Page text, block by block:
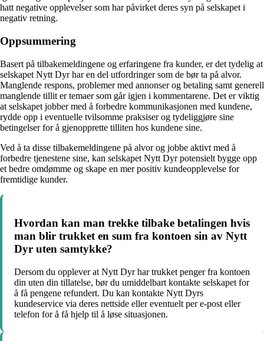
hatt negative opplevelser som har påvirket deres syn på selskapet i
negativ retning.
Oppsummering
Basert på tilbakemeldingene og erfaringene fra kunder, er det tydelig at
selskapet Nytt Dyr har en del utfordringer som de bør ta på alvor.
Manglende respons, problemer med annonser og betaling samt generell
manglende tillit er temaer som går igjen i kommentarene. Det er viktig
at selskapet jobber med å forbedre kommunikasjonen med kundene,
rydde opp i eventuelle tvilsomme praksiser og tydeliggjøre sine
betingelser for å gjenopprette tilliten hos kundene sine.
Ved å ta disse tilbakemeldingene på alvor og jobbe aktivt med å
forbedre tjenestene sine, kan selskapet Nytt Dyr potensielt bygge opp
et bedre omdømme og skape en mer positiv kundeopplevelse for
fremtidige kunder.
Hvordan kan man trekke tilbake betalingen hvis
man blir trukket en sum fra kontoen sin av Nytt
Dyr uten samtykke?
Dersom du opplever at Nytt Dyr har trukket penger fra kontoen
din uten din tillatelse, bør du umiddelbart kontakte selskapet for
å få pengene refundert. Du kan kontakte Nytt Dyrs
kundeservice via deres nettside eller eventuelt per e-post eller
telefon for å få hjelp til å løse situasjonen.